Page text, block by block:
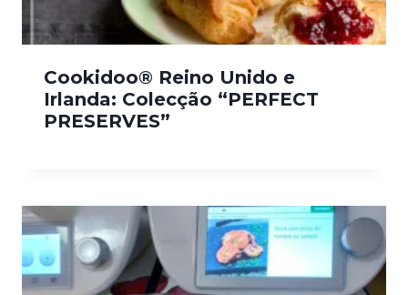
Cookidoo® Reino Unido e
Irlanda: Colecção “PERFECT
PRESERVES”